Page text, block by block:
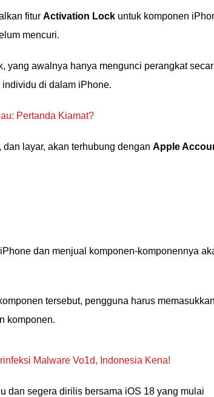
fitur Activation Lock untuk komponen
mencuri.
yang awalnya hanya mengunci perangkat
di dalam iPhone.
Pertanda Kiamat?
layar, akan terhubung dengan Apple
dan menjual komponen-komponennya
tersebut, pengguna harus memasukkan
komponen.
Malware Vo1d, Indonesia Kena!
dan segera dirilis bersama iOS 18 yang mulai